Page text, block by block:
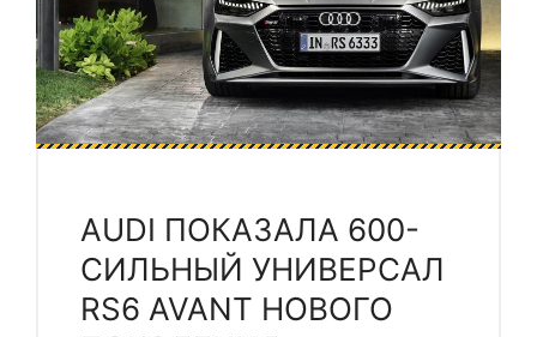
AUDI ПОКАЗАЛА 600-
СИЛЬНЫЙ УНИВЕРСАЛ
RS6 AVANT НОВОГО